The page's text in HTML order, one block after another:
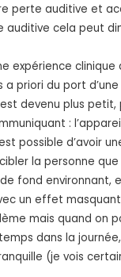
perte auditive et
auditive cela peut
expérience clinique
priori du port d’une
devenu plus petit,
:
possible d’avoir
la personne
fond environnant,
un effet masquant
mais quand on
dans la
(je vois